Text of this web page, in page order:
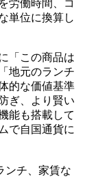
労働時間、コ
単位に換算し
「この商品は
地元のランチ
的な価値基準
ぎ、より賢い
能も搭載して
で自国通貨に
ンチ、家賃な